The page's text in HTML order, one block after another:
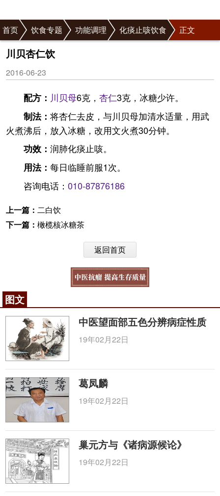
首页 饮食专题 功能调理 化痰止咳饮食 正文
川贝杏仁饮
2016-06-23
配方： 川贝母6克， 杏仁3克，冰糖少许。
制法： 将杏仁去皮，与川贝母加清水适量，用武
火煮沸后，放入冰糖，改用文火煮30分钟。
功效： 润肺化痰止咳。
用法： 每日临睡前服1次。
咨询电话： 010-87876186
上一篇： 二白饮
下一篇： 橄榄核冰糖茶
返回首页
图文
中医望面部五色分辨病症性质
19年02月22日
葛凤麟
19年02月22日
巢元方与《诸病源候论》
19年02月22日